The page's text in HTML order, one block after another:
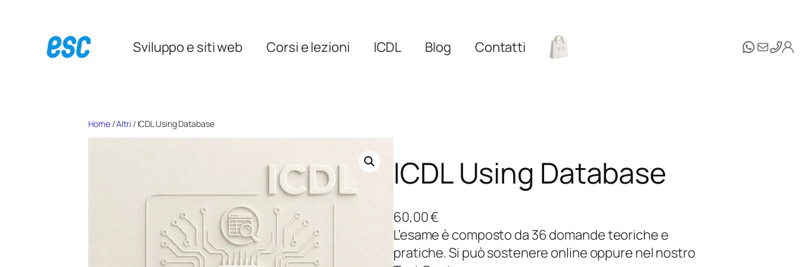
contenuto
Sviluppo e siti web Corsi e lezioni ICDL Blog Contatti Email
Home/Altri / ICDL Using Database
ICDL Using Database
60,00€
L’esame è composto da 36 domande teoriche e
pratiche. Si può sostenere online oppure nel nostro